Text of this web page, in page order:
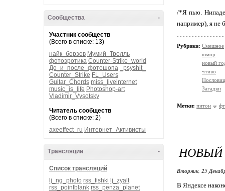
-
Сообщества
Участник сообществ
(Всего в списке: 13)
найк_борзов Мумий_Тролль
фотоэротика Counter-Strike_world
До_и_после_фотошопа
_psyshit_
Counter_Strike FL_Users
Guitar_Chords miss_liveinternet
music_is_life Photoshop-art
Vladimir_Vysotsky
Читатель сообществ
(Всего в списке: 2)
axeeffect_ru Интернет_Активисты
-
Трансляции
Список трансляций
lj_ng_photo rss_fishki lj_zyalt
rss_pointblank rss_penza_planet
/*Я пью.
например), я не
Рубрики: Смешное
юмор
новый
чтиво
Загадки
Метки: питон
НОВЫЙ
Вторник, 25
В Яндексе